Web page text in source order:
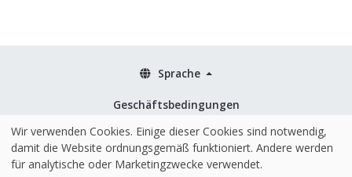
Geschäftsbedingungen
Richtlinien
Sicherheit & ISO 27001
Sprache
Wir verwenden Cookies. Einige dieser Cookies sind notwendig,
damit die Website ordnungsgemäß funktioniert. Andere werden
für analytische oder Marketingzwecke verwendet.